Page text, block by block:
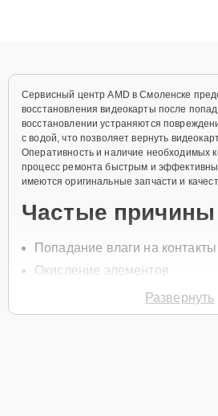
Сервисный центр AMD в Смоленске
восстановления видеокарты после
восстановлении устраняются
с водой, что позволяет вернуть
Оперативность и наличие необходимых
процесс ремонта быстрым и
имеются оригинальные запчасти и
Частые
Попадание влаги на контакты
Окисление элементов
Короткое замыкание
Повреждение конденсаторов
Развернуть